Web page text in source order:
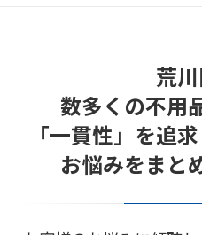
2020/07/20
★キャンペーン
荒
数多くの不用
「一貫性」を追
お悩みをまと